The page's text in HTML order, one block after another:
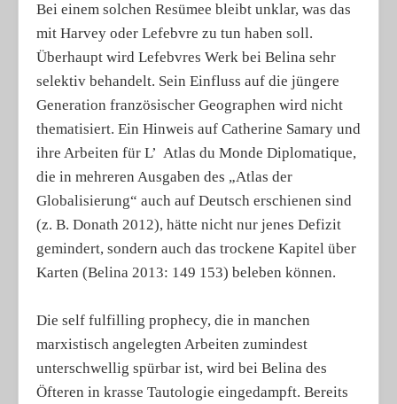
Bei einem solchen Resümee bleibt unklar, was das
mit Harvey oder Lefebvre zu tun haben soll.
Überhaupt wird Lefebvres Werk bei Belina sehr
selektiv behandelt. Sein Einfluss auf die jüngere
Generation französischer Geographen wird nicht
thematisiert. Ein Hinweis auf Catherine Samary und
ihre Arbeiten für L’ Atlas du Monde Diplomatique,
die in mehreren Ausgaben des „Atlas der
Globalisierung“ auch auf Deutsch erschienen sind
(z. B. Donath 2012), hätte nicht nur jenes Defizit
gemindert, sondern auch das trockene Kapitel über
Karten (Belina 2013: 149 153) beleben können.
Die self fulfilling prophecy, die in manchen
marxistisch angelegten Arbeiten zumindest
unterschwellig spürbar ist, wird bei Belina des
Öfteren in krasse Tautologie eingedampft. Bereits